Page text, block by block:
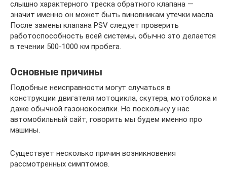
слышно характерного треска обратного клапана —
значит именно он может быть виновникам утечки масла.
После замены клапана PSV следует проверить
работоспособность всей системы, обычно это делается
в течении 500-1000 км пробега.
Основные причины
Подобные неисправности могут случаться в
конструкции двигателя мотоцикла, скутера, мотоблока и
даже обычной газонокосилки. Но поскольку у нас
автомобильный сайт, говорить мы будем именно про
машины.
Существует несколько причин возникновения
рассмотренных симптомов.